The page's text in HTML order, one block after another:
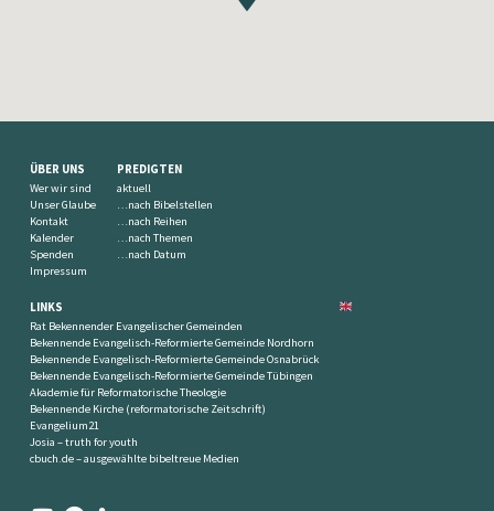
ÜBER UNS
Wer wir sind
Unser Glaube
Kontakt
Kalender
Spenden
Impressum
PREDIGTEN
aktuell
…nach Bibelstellen
…nach Reihen
…nach Themen
…nach Datum
LINKS
Rat Bekennender Evangelischer Gemeinden
Bekennende Evangelisch-Reformierte Gemeinde Nordhorn
Bekennende Evangelisch-Reformierte Gemeinde Osnabrück
Bekennende Evangelisch-Reformierte Gemeinde Tübingen
Akademie für Reformatorische Theologie
Bekennende Kirche (reformatorische Zeitschrift)
Evangelium21
Josia – truth for youth
cbuch.de – ausgewählte bibeltreue Medien